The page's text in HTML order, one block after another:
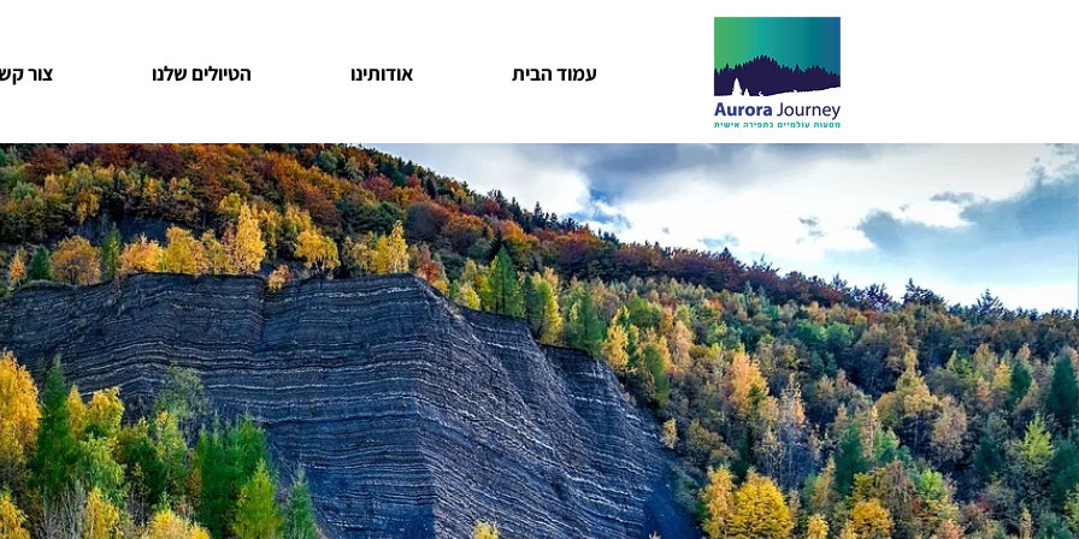
עמוד הבית אודותינו הטיולים שלנו צור